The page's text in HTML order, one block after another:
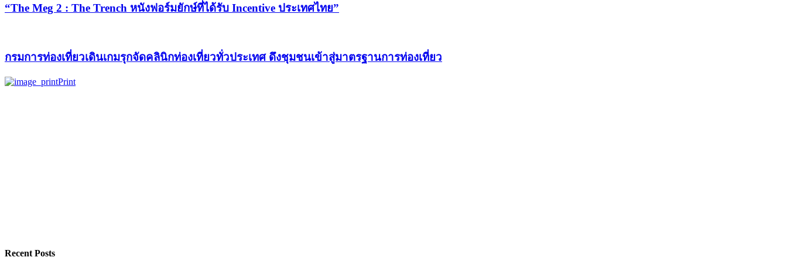
“The Meg 2 : The Trench หนังฟอร์มยักษ์ที่ได้รับ Incentive ประเทศไทย”
กรมการท่องเที่ยวเดินเกมรุกจัดคลินิกท่องเที่ยวทั่วประเทศ ดึงชุมชนเข้าสู่มาตรฐานการท่องเที่ยว
Print
Recent Posts